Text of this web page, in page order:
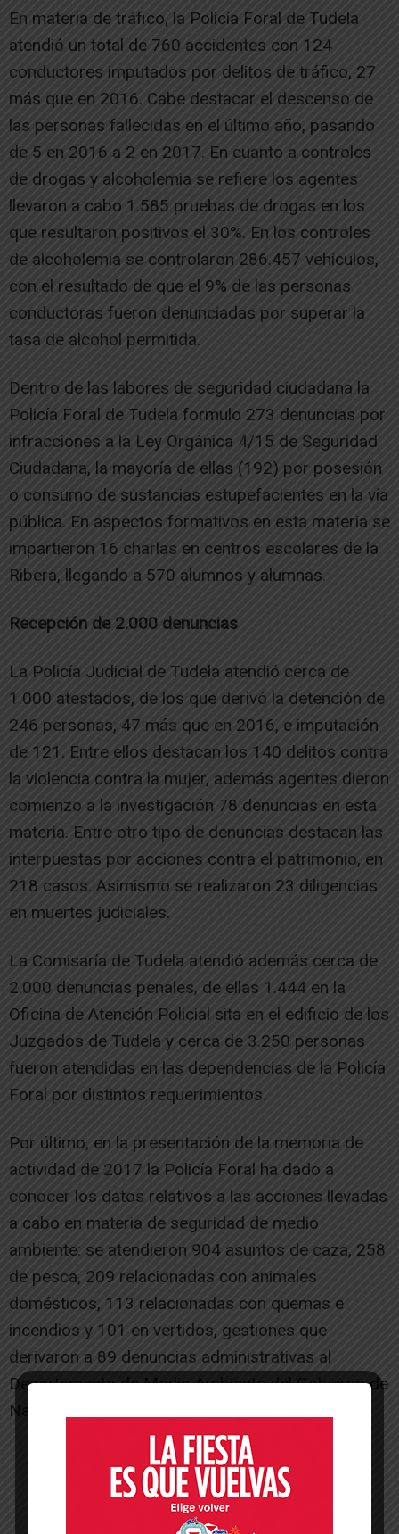
En materia de tráfico, la Policía Foral de Tudela
atendió un total de 760 accidentes con 124
conductores imputados por delitos de tráfico, 27
más que en 2016. Cabe destacar el descenso de
las personas fallecidas en el último año, pasando
de 5 en 2016 a 2 en 2017. En cuanto a controles
de drogas y alcoholemia se refiere los agentes
llevaron a cabo 1.585 pruebas de drogas en los
que resultaron positivos el 30%. En los controles
de alcoholemia se controlaron 286.457 vehículos,
con el resultado de que el 9% de las personas
conductoras fueron denunciadas por superar la
tasa de alcohol permitida.
Dentro de las labores de seguridad ciudadana la
Policía Foral de Tudela formulo 273 denuncias por
infracciones a la Ley Orgánica 4/15 de Seguridad
Ciudadana, la mayoría de ellas (192) por posesión
o consumo de sustancias estupefacientes en la vía
pública. En aspectos formativos en esta materia se
impartieron 16 charlas en centros escolares de la
Ribera, llegando a 570 alumnos y alumnas.
Recepción de 2.000 denuncias
La Policía Judicial de Tudela atendió cerca de
1.000 atestados, de los que derivó la detención de
246 personas, 47 más que en 2016, e imputación
de 121. Entre ellos destacan los 140 delitos contra
la violencia contra la mujer, además agentes dieron
comienzo a la investigación 78 denuncias en esta
materia. Entre otro tipo de denuncias destacan las
interpuestas por acciones contra el patrimonio, en
218 casos. Asimismo se realizaron 23 diligencias
en muertes judiciales.
La Comisaría de Tudela atendió además cerca de
2.000 denuncias penales, de ellas 1.444 en la
Oficina de Atención Policial sita en el edificio de los
Juzgados de Tudela y cerca de 3.250 personas
fueron atendidas en las dependencias de la Policía
Foral por distintos requerimientos.
Por último, en la presentación de la memoria de
actividad de 2017 la Policía Foral ha dado a
conocer los datos relativos a las acciones llevadas
a cabo en materia de seguridad de medio
ambiente: se atendieron 904 asuntos de caza, 258
de pesca, 209 relacionadas con animales
domésticos, 113 relacionadas con quemas e
incendios y 101 en vertidos, gestiones que
derivaron a 89 denuncias administrativas al
Departamento de Medio Ambiente del Gobierno de
Navarra.[/ihc-hide-content]
-- Publicidad --